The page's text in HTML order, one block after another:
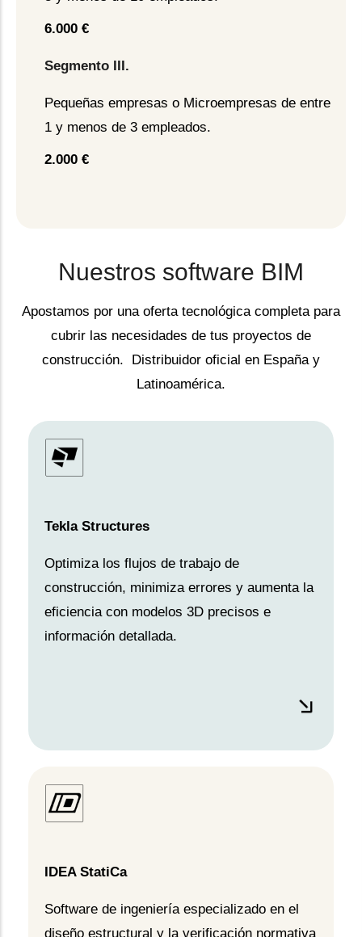
6.000 €
Segmento III.
Pequeñas empresas o Microempresas de entre
1 y menos de 3 empleados.
2.000 €
Nuestros software BIM
Apostamos por una oferta tecnológica completa para
cubrir las necesidades de tus proyectos de
construcción. Distribuidor oficial en España y
Latinoamérica.
Tekla Structures
Optimiza los flujos de trabajo de
construcción, minimiza errores y aumenta la
eficiencia con modelos 3D precisos e
información detallada.
IDEA StatiCa
Software de ingeniería especializado en el
diseño estructural y la verificación normativa